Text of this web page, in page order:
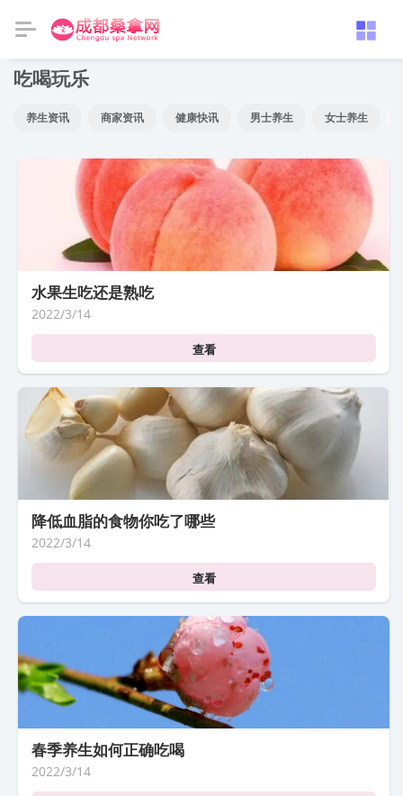
吃喝玩乐
养生资讯 商家资讯 健康快讯 男士养生 女士养生
水果生吃还是熟吃
2022/3/14
查看
降低血脂的食物你吃了哪些
2022/3/14
查看
春季养生如何正确吃喝
2022/3/14